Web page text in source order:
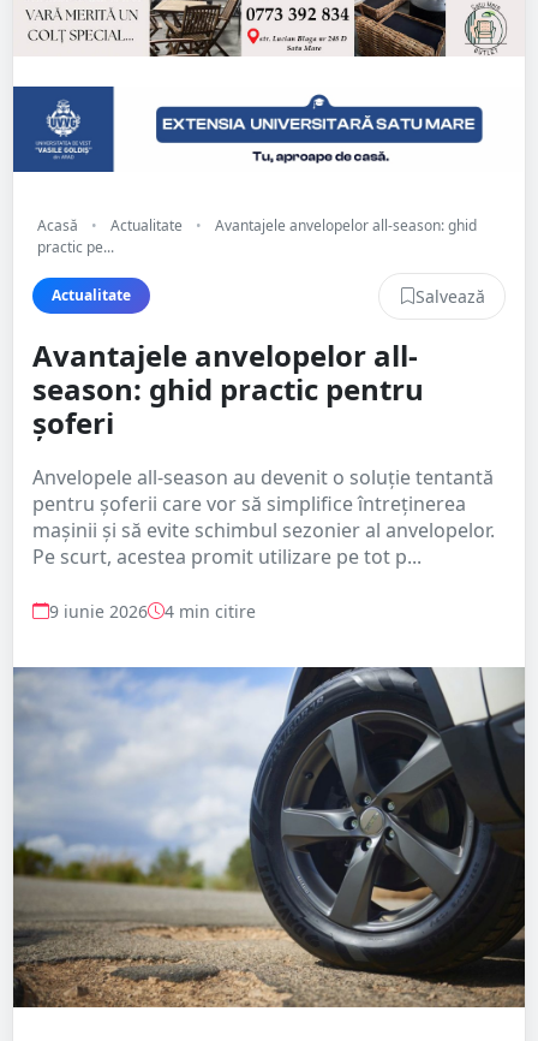
Acasă • Actualitate •
Avantajele anvelopelor all-season: ghid
practic pe...
Actualitate Salvează
Avantajele anvelopelor all-
season: ghid practic pentru
șoferi
Anvelopele all-season au devenit o soluție tentantă
pentru șoferii care vor să simplifice întreținerea
mașinii și să evite schimbul sezonier al anvelopelor.
Pe scurt, acestea promit utilizare pe tot p...
9 iunie 2026 4 min citire